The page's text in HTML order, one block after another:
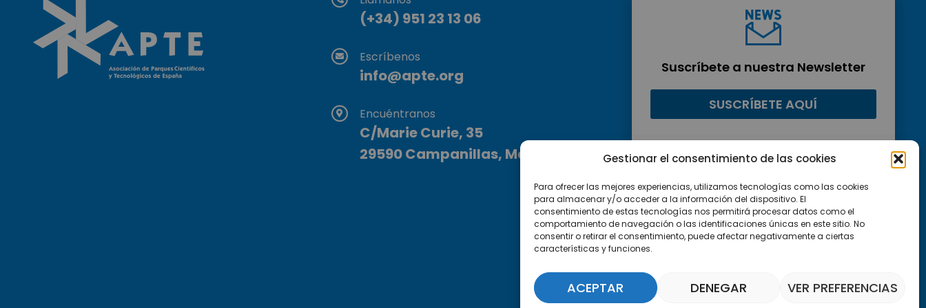
Gestionar el consentimiento de las cookies
Para ofrecer las mejores experiencias, utilizamos tecnologías como las cookies
para almacenar y/o acceder a la información del dispositivo. El
consentimiento de estas tecnologías nos permitirá procesar datos como el
comportamiento de navegación o las identificaciones únicas en este sitio. No
consentir o retirar el consentimiento, puede afectar negativamente a ciertas
características y funciones.
ACEPTAR DENEGAR VER PREFERENCIAS
(+34) 951 23 13 06
Escríbenos
info@apte.org
Encuéntranos
C/Marie Curie, 35
29590 Campanillas, Málaga
Suscríbete a nuestra Newsletter
SUSCRÍBETE AQUÍ